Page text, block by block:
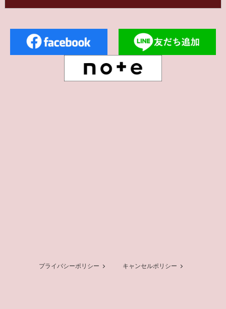
プライバシーポリシー キャンセルポリシー